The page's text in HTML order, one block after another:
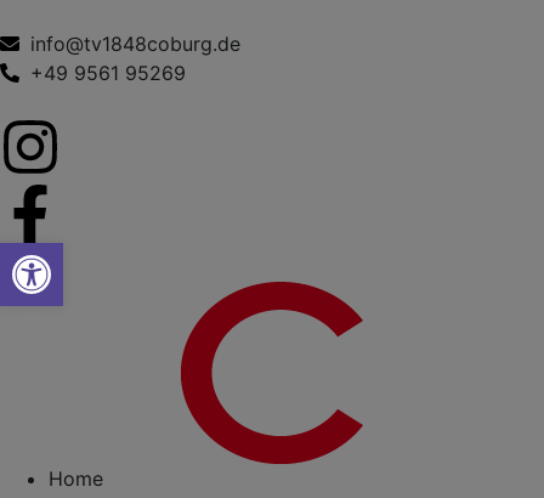
info@tv1848coburg.de
+49 9561 95269
Home
Werkzeugleiste öffnen